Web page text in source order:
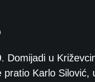
Domijadi u
Karlo